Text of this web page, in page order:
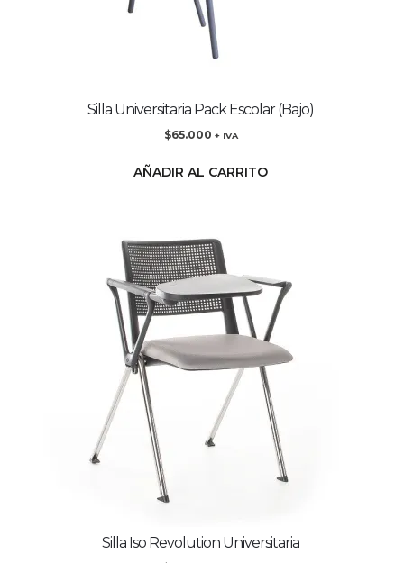
Silla Universitaria Pack Escolar (Bajo)
$65.000 + IVA
AÑADIR AL CARRITO
Silla Iso Revolution Universitaria